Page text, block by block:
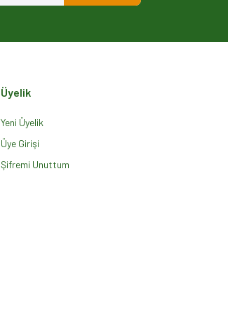
Üyelik
Yeni Üyelik
Üye Girişi
Şifremi Unuttum